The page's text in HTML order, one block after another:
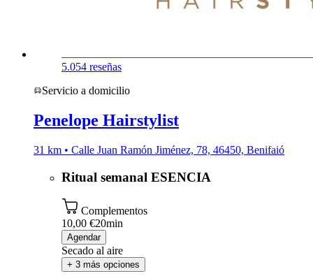
5.054 reseñas
Servicio a domicilio
Penelope Hairstylist
31 km • Calle Juan Ramón Jiménez, 78, 46450, Benifaió
Ritual semanal ESENCIA
Complementos
10,00 €20min
Agendar
Secado al aire
+ 3 más opciones